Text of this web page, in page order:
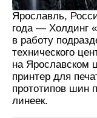
Ярославль,
года — Холдинг
в работу
технического
на Ярославском
принтер для
прототипов шин
линеек.